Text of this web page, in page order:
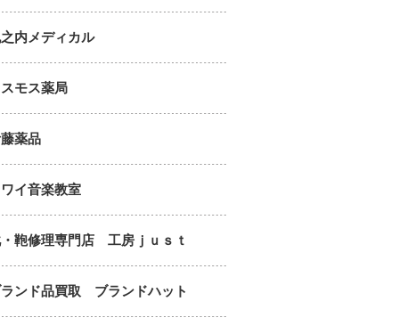
内メディカル
モス薬局
薬品
イ音楽教室
鞄修理専門店 工房ｊｕｓｔ
ンド品買取 ブランドハット